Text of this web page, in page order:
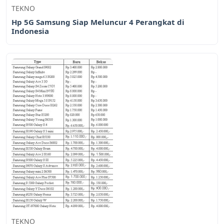
TEKNO
Hp 5G Samsung Siap Meluncur 4 Perangkat di
Indonesia
TEKNO